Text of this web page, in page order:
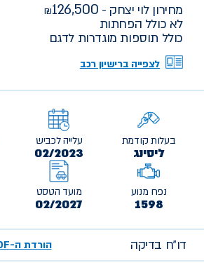
מחירון לוי יצחק - 126,500
לא כולל הפחתות
כולל תוספות מוגדרות לדגם
לצפייה ברישיון רכב
בעלות קודמת
ליסינג
עלייה לכביש
02/2023
נפח מנוע
1598
מועד הטסט
02/2027
דו״ח בדיקה הורדת ה-PDF